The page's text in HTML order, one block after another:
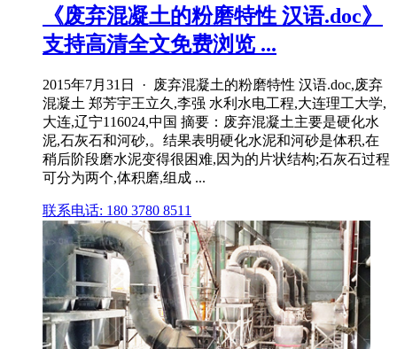
《废弃混凝土的粉磨特性 汉语.doc》
支持高清全文免费浏览 ...
2015年7月31日 · 废弃混凝土的粉磨特性 汉语.doc,废弃
混凝土 郑芳宇王立久,李强 水利水电工程,大连理工大学,
大连,辽宁116024,中国 摘要：废弃混凝土主要是硬化水
泥,石灰石和河砂,。结果表明硬化水泥和河砂是体积,在
稍后阶段磨水泥变得很困难,因为的片状结构;石灰石过程
可分为两个,体积磨,组成 ...
联系电话: 180 3780 8511